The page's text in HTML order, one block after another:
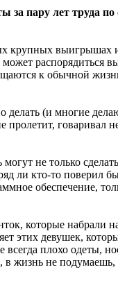
за пару лет труда
выигрышах
может
к обычной
(и многие
го­варивал
не только
кто-то поверил
обеспечение,
которые набрали
этих девушек,
плохо одеты,
жизнь не